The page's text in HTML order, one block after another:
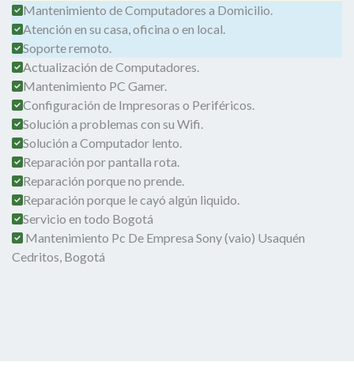
Mantenimiento de Computadores a Domicilio.
Atención en su casa, oficina o en local.
Soporte remoto.
Actualización de Computadores.
Mantenimiento PC Gamer.
Configuración de Impresoras o Periféricos.
Solución a problemas con su Wifi.
Solución a Computador lento.
Reparación por pantalla rota.
Reparación porque no prende.
Reparación porque le cayó algún liquido.
Servicio en todo Bogotá
Mantenimiento Pc De Empresa Sony (vaio) Usaquén
Cedritos, Bogotá